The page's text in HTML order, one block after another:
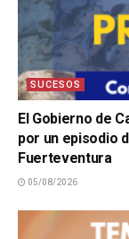
SUCESOS
El Gobierno de
por un episodio
Fuerteventura
05/08/2026